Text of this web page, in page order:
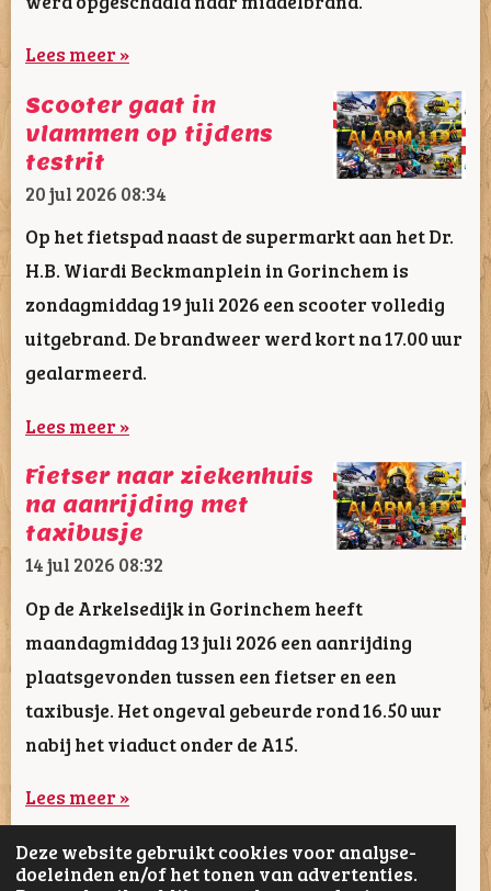
Deze website gebruikt cookies voor analyse-
doeleinden en/of het tonen van advertenties.
Lees meer »
Scooter gaat in
vlammen op tijdens
testrit
20 jul 2026 08:34
Op het fietspad naast de supermarkt aan het Dr.
H.B. Wiardi Beckmanplein in Gorinchem is
zondagmiddag 19 juli 2026 een scooter volledig
uitgebrand. De brandweer werd kort na 17.00 uur
gealarmeerd.
Lees meer »
Fietser naar ziekenhuis
na aanrijding met
taxibusje
14 jul 2026 08:32
Op de Arkelsedijk in Gorinchem heeft
maandagmiddag 13 juli 2026 een aanrijding
plaatsgevonden tussen een fietser en een
taxibusje. Het ongeval gebeurde rond 16.50 uur
nabij het viaduct onder de A15.
Lees meer »
1 2 3 4 5 28